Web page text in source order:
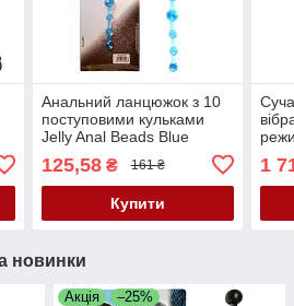
Анальний ланцюжок з 10
поступовими кульками
Jelly Anal Beads Blue
125,58₴ 161 ₴
Купити
1
новинки
Акція –25%